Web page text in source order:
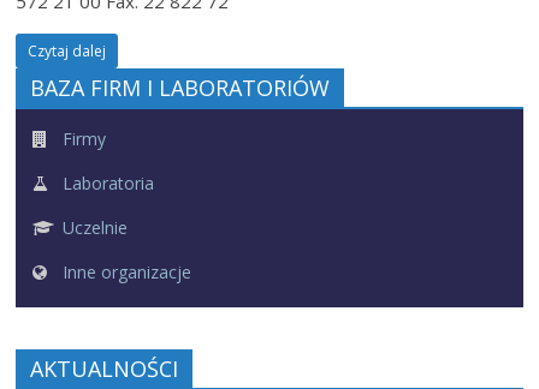
Czytaj dalej
BAZA FIRM I LABORATORIÓW
Firmy
Laboratoria
Uczelnie
Inne organizacje
AKTUALNOŚCI